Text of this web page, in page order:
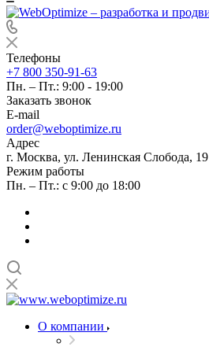
Телефоны
+7 800 350-91-63
Пн. – Пт.: 9:00 - 19:00
Заказать звонок
E-mail
order@weboptimize.ru
Адрес
г. Москва, ул. Ленинская Слобода, 19
Режим работы
Пн. – Пт.: с 9:00 до 18:00
О компании